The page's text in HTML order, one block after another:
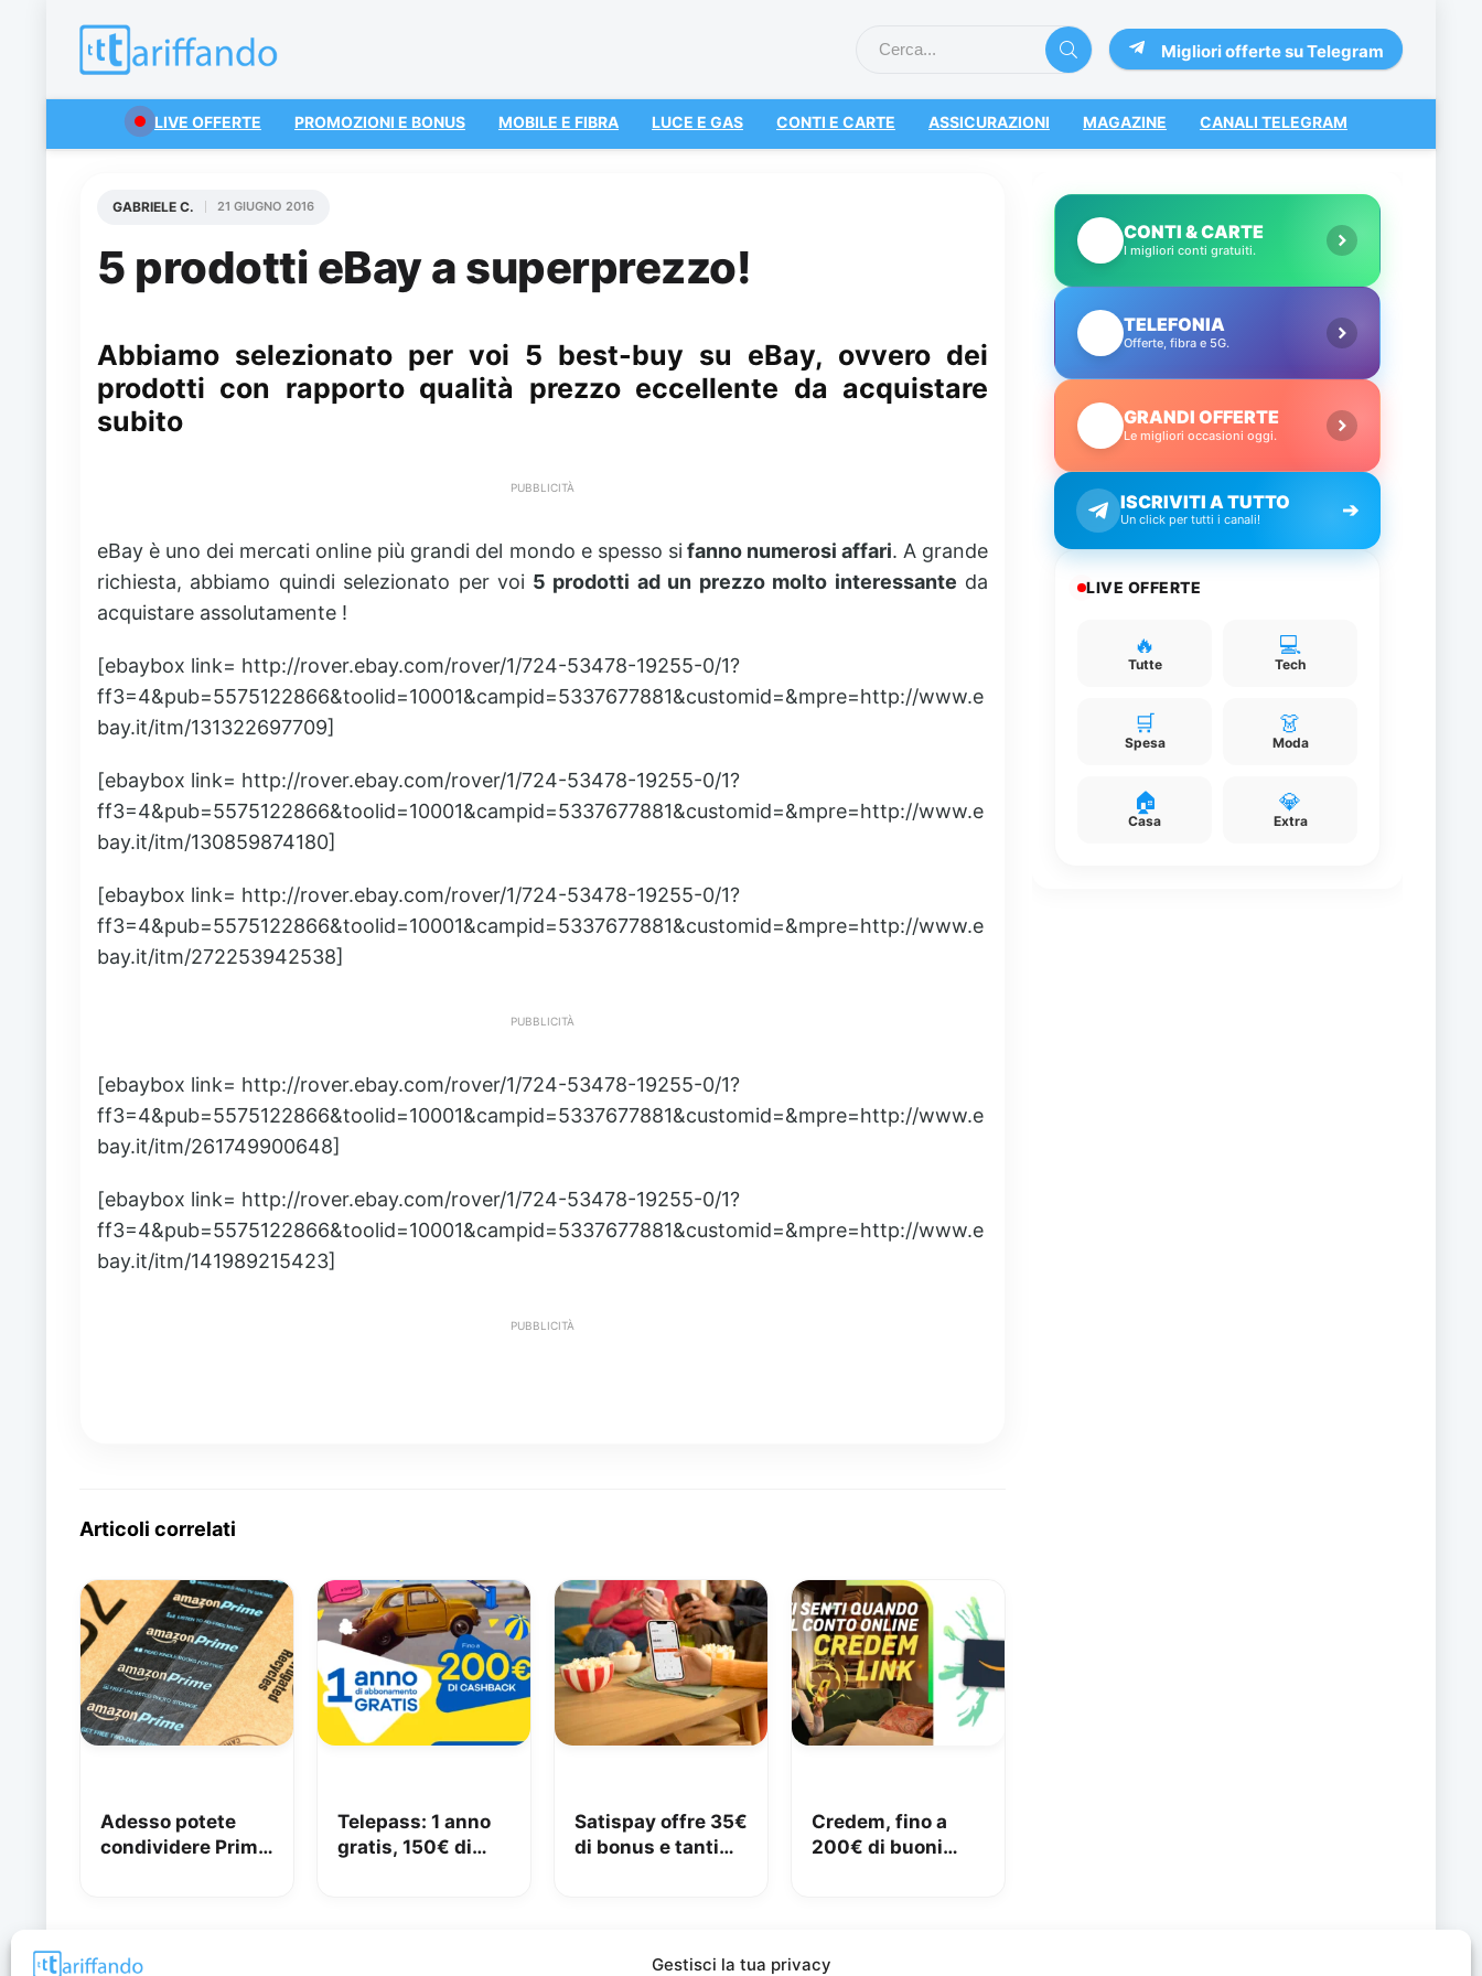
Gestisci la tua privacy
Migliori offerte su Telegram
LIVE OFFERTE PROMOZIONI E BONUS MOBILE E FIBRA LUCE E GAS CONTI E CARTE ASSICURAZIONI MAGAZINE CANALI TELEGRAM
5 prodotti eBay a superprezzo!
GABRIELE C. 21 GIUGNO 2016
Abbiamo selezionato per voi 5 best-buy su eBay, ovvero dei
prodotti con rapporto qualità prezzo eccellente da acquistare
subito
PUBBLICITÀ
eBay è uno dei mercati online più grandi del mondo e spesso si fanno numerosi affari. A grande
richiesta, abbiamo quindi selezionato per voi 5 prodotti ad un prezzo molto interessante da
acquistare assolutamente !
[ebaybox link= http://rover.ebay.com/rover/1/724-53478-19255-0/1?
ff3=4&pub=5575122866&toolid=10001&campid=5337677881&customid=&mpre=http://www.e
bay.it/itm/131322697709]
[ebaybox link= http://rover.ebay.com/rover/1/724-53478-19255-0/1?
ff3=4&pub=5575122866&toolid=10001&campid=5337677881&customid=&mpre=http://www.e
bay.it/itm/130859874180]
[ebaybox link= http://rover.ebay.com/rover/1/724-53478-19255-0/1?
ff3=4&pub=5575122866&toolid=10001&campid=5337677881&customid=&mpre=http://www.e
bay.it/itm/272253942538]
PUBBLICITÀ
[ebaybox link= http://rover.ebay.com/rover/1/724-53478-19255-0/1?
ff3=4&pub=5575122866&toolid=10001&campid=5337677881&customid=&mpre=http://www.e
bay.it/itm/261749900648]
[ebaybox link= http://rover.ebay.com/rover/1/724-53478-19255-0/1?
ff3=4&pub=5575122866&toolid=10001&campid=5337677881&customid=&mpre=http://www.e
bay.it/itm/141989215423]
PUBBLICITÀ
Articoli correlati
Adesso potete
condividere Prime
Telepass: 1 anno
gratis, 150€ di
Satispay offre 35€
di bonus e tanti
Credem, fino a
200€ di buoni
CONTI & CARTE
I migliori conti gratuiti.
TELEFONIA
Offerte, fibra e 5G.
GRANDI OFFERTE
Le migliori occasioni oggi.
ISCRIVITI A TUTTO
Un click per tutti i canali! ➔
LIVE OFFERTE
🔥
Tutte
💻
Tech
🛒
Spesa
👗
Moda
🏠
Casa
💎
Extra